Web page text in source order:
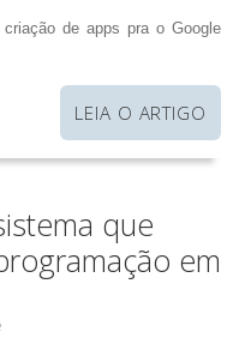
de apps pra o Google
LEIA O ARTIGO
que
em